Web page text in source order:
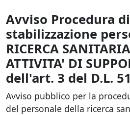
Avviso Procedura di
stabilizzazione
RICERCA
ATTIVITA' DI
dell'art. 3 del D.L.
Avviso pubblico per la
del personale della ricerca